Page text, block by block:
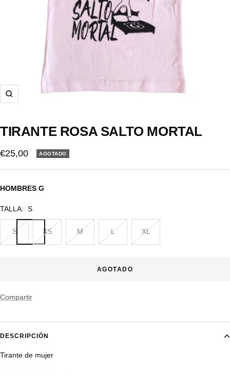
Zoom
TIRANTE ROSA SALTO MORTAL
Precio
de
venta
€25,00 AGOTADO
HOMBRES G
TALLA: S
S XS M L XL
AGOTADO
Compartir
DESCRIPCIÓN
Tirante de mujer